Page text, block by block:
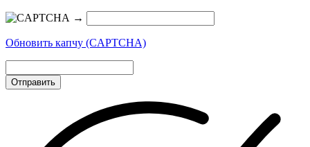
→
Обновить капчу (CAPTCHA)
Отправить